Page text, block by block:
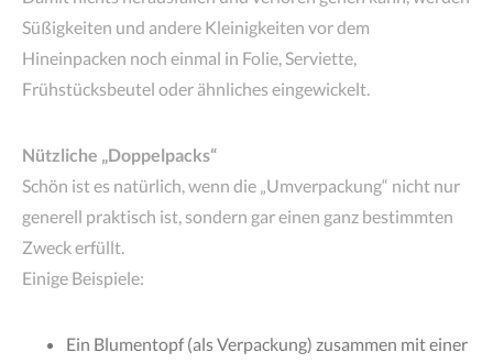
Süßigkeiten und andere Kleinigkeiten vor dem
Hineinpacken noch einmal in Folie, Serviette,
Frühstücksbeutel oder ähnliches eingewickelt.
Nützliche „Doppelpacks“
Schön ist es natürlich, wenn die „Umverpackung“ nicht nur
generell praktisch ist, sondern gar einen ganz bestimmten
Zweck erfüllt.
Einige Beispiele:
Ein Blumentopf (als Verpackung) zusammen mit einer